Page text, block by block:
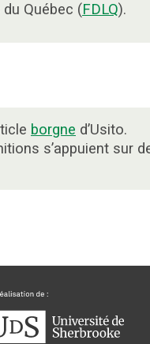
Québec (FDLQ).
borgne d’Usito.
s’appuient sur